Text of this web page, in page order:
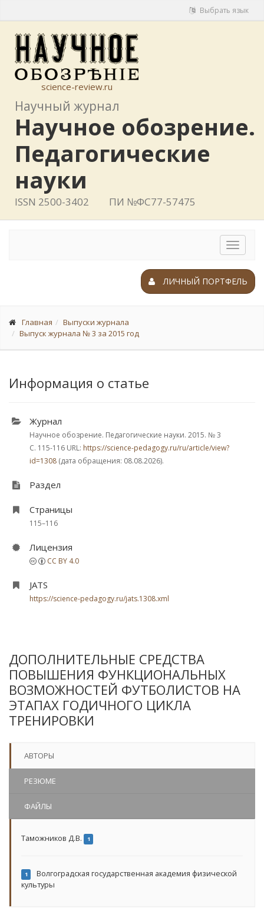
Выбрать язык
science-review.ru
Научный журнал
Научное обозрение.
Педагогические
науки
ISSN 2500-3402 ПИ №ФС77-57475
Toggle
ЛИЧНЫЙ ПОРТФЕЛЬ
Главная
Выпуски журнала
Выпуск журнала № 3 за 2015 год
Информация о статье
Журнал
Научное обозрение. Педагогические науки. 2015. № 3
С. 115-116 URL: https://science-pedagogy.ru/ru/article/view?
id=1308 (дата обращения: 08.08.2026).
Раздел
Страницы
115–116
Лицензия
CC BY 4.0
JATS
https://science-pedagogy.ru/jats.1308.xml
ДОПОЛНИТЕЛЬНЫЕ СРЕДСТВА
ПОВЫШЕНИЯ ФУНКЦИОНАЛЬНЫХ
ВОЗМОЖНОСТЕЙ ФУТБОЛИСТОВ НА
ЭТАПАХ ГОДИЧНОГО ЦИКЛА
ТРЕНИРОВКИ
АВТОРЫ
РЕЗЮМЕ
ФАЙЛЫ
Таможников Д.В. 1
1
Волгоградская государственная академия физической
культуры